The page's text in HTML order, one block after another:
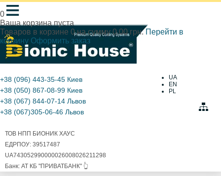
0
Ваша корзина пуста
Товаров в корзине 0на сумму0.00 грн. Перейти в
корзину Оформить заказ
≡
UA
EN
PL
+38 (096) 443-35-45 Киев
+38 (050) 867-08-99 Киев
+38 (067) 844-07-14 Львов
+38 (067)305-06-46 Львов
ТОВ НПП БИОНИК ХАУС
ЕДРПОУ: 39517487
UA743052990000026008026211298
Банк: АТ КБ "ПРИВАТБАНК" 👆